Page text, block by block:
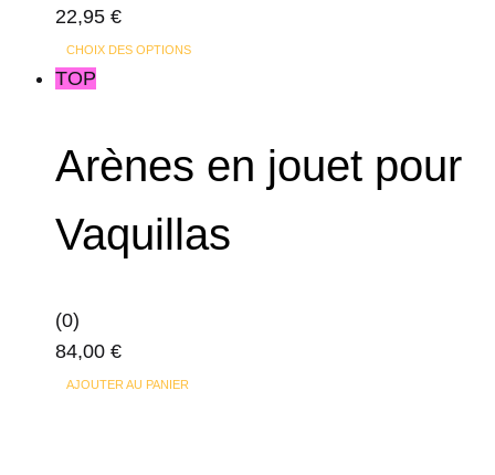
22,95 €
CHOIX DES OPTIONSCe
variations.
options
TOP
Arènes en jouet pour
Vaquillas
(0)
84,00 €
AJOUTER AU PANIER